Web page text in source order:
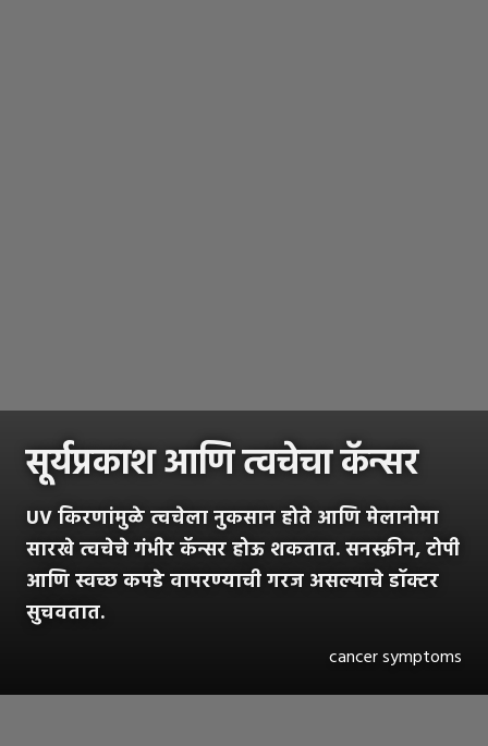
सूर्यप्रकाश आणि त्वचेचा कॅन्सर
UV किरणांमुळे त्वचेला नुकसान होते आणि मेलानोमा
सारखे त्वचेचे गंभीर कॅन्सर होऊ शकतात. सनस्क्रीन, टोपी
आणि स्वच्छ कपडे वापरण्याची गरज असल्याचे डॉक्टर
सुचवतात.
cancer symptoms